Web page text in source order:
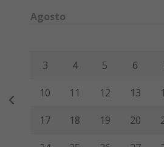
Agosto
3 4 5 6
10 11 12 13
17 18 19 20